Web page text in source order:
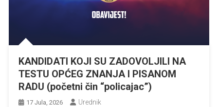
KANDIDATI KOJI SU ZADOVOLJILI NA
TESTU OPĆEG ZNANJA I PISANOM
RADU (početni čin “policajac”)
17 Jula, 2026 Urednik